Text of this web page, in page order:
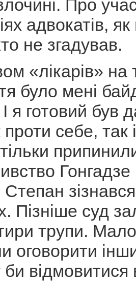
Про
адвокатів,
не згадував.
«лікарів»
було мені
я готовий був
проти себе, так
Гонгадзе
Пізніше суд
трупи. Мало
оговорити
би